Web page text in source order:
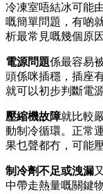
冷凍室唔結冰可能
嘅簡單問題，有啲
析最常見嘅幾個原因
電源問題係最容易
頭係咪插穩，插座
就可以初步判斷電
壓縮機故障就比較
動制冷循環。正常
果乜聲都冇，可能
制冷劑不足或洩漏
中帶走熱量嘅關鍵